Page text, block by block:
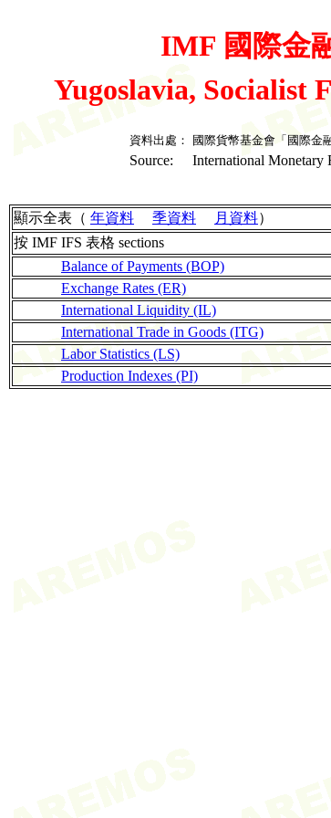
IMF 國際金
Yugoslavia, Socialist
資料出處： 國際貨幣基金會「國際金
Source: International Monetary
顯示全表（ 年資料 季資料 月資料）
按 IMF IFS 表格 sections
Balance of Payments (BOP)
Exchange Rates (ER)
International Liquidity (IL)
International Trade in Goods (ITG)
Labor Statistics (LS)
Production Indexes (PI)